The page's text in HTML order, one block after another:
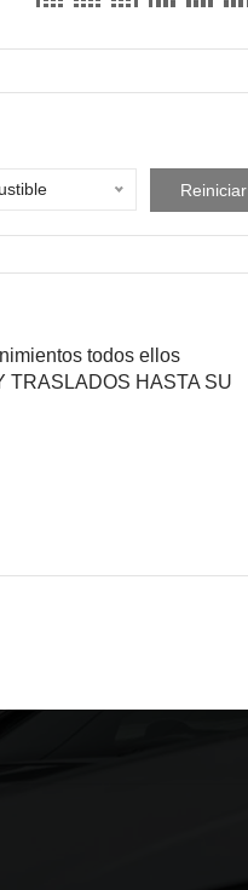
Reiniciar
todos ellos
TRASLADOS HASTA SU